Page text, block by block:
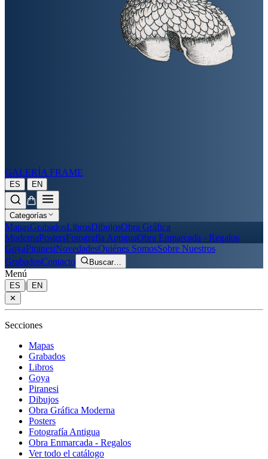
GALERÍA FRAME
ES | EN
Categorías
MapasGrabadosLibrosDibujosObra Gráfica
ModernaPostersFotografía AntiguaObra Enmarcada - Regalos
GoyaPiranesiNovedadesQuiénes SomosSobre Nuestros
GrabadosContacto Buscar…
Menú
ES |
EN
✕
Secciones
Mapas
Grabados
Libros
Goya
Piranesi
Dibujos
Obra Gráfica Moderna
Posters
Fotografía Antigua
Obra Enmarcada - Regalos
Ver todo el catálogo